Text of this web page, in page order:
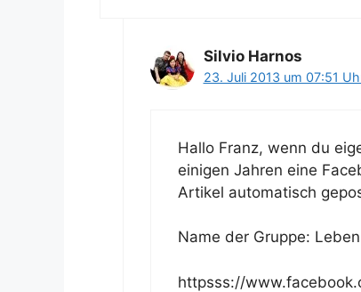
Silvio Harnos
23. Juli 2013 um 07:51
Hallo Franz, wenn du
einigen Jahren eine
Artikel automatisch
Name der Gruppe:
httpsss://